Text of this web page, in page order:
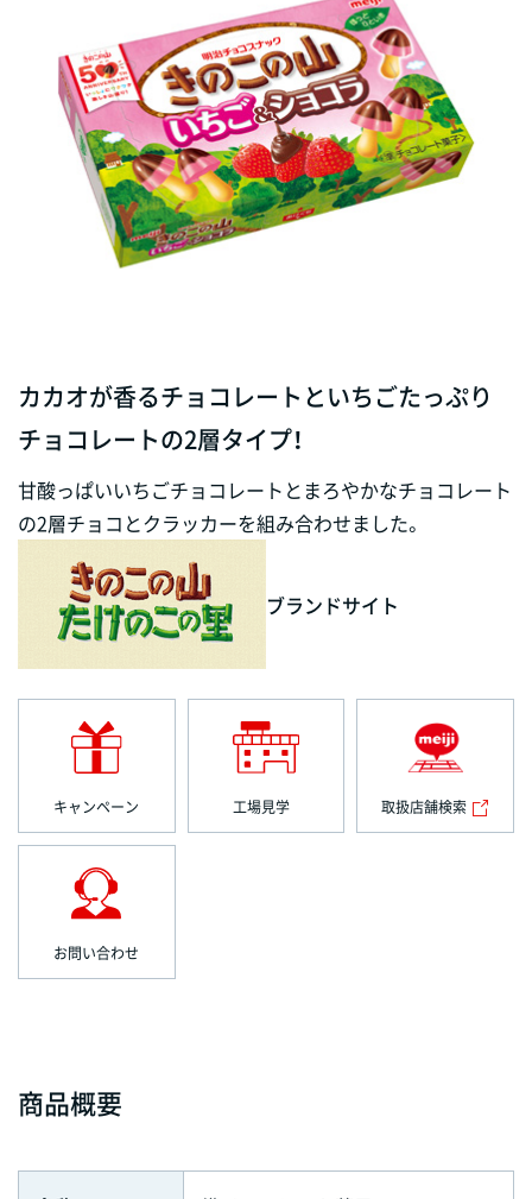
カカオが香るチョコレートといちごたっぷり
チョコレートの2層タイプ！
甘酸っぱいいちごチョコレートとまろやかなチョコレート
の2層チョコとクラッカーを組み合わせました。
ブランドサイト
キャンペーン 工場見学 取扱店舗検索
お問い合わせ
商品概要